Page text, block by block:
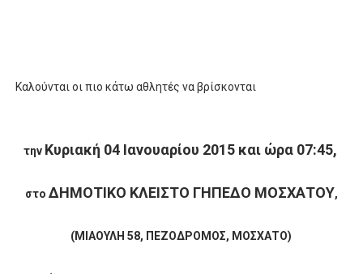
Καλούνται οι πιο κάτω αθλητές να βρίσκονται
την Κυριακή 04 Ιανουαρίου 2015 και ώρα 07:45,
στο ΔΗΜΟΤΙΚΟ ΚΛΕΙΣΤΟ ΓΗΠΕΔΟ ΜΟΣΧΑΤΟΥ,
(ΜΙΑΟΥΛΗ 58, ΠΕΖΟΔΡΟΜΟΣ, ΜΟΣΧΑΤΟ)